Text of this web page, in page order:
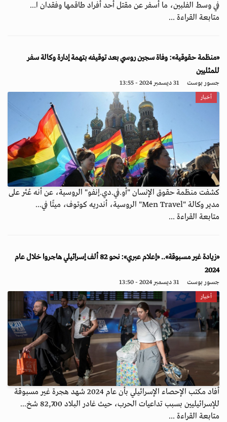
في وسط الفلبين، ما أسفر عن مقتل أحد أفراد طاقمها وفقدان ا...
متابعة القراءة ...
«منظمة حقوقية»: وفاة سجين روسي بعد توقيفه بتهمة إدارة وكالة سفر
للمثليين
جسور بوست 31 ديسمبر 2024 - 13:55
أخبار
كشفت منظمة حقوق الإنسان "أو.في.دي.إنفو" الروسية، عن أنه عُثر على
مدير وكالة "Men Travel" الروسية، أندريه كوتوف، ميتًا في...
متابعة القراءة ...
«زيادة غير مسبوقة».. «إعلام عبري»: نحو 82 ألف إسرائيلي هاجروا خلال عام
2024
جسور بوست 31 ديسمبر 2024 - 13:50
أخبار
أفاد مكتب الإحصاء الإسرائيلي بأن عام 2024 شهد هجرة غير مسبوقة
للإسرائيليين بسبب تداعيات الحرب، حيث غادر البلاد 82,700 شخ...
متابعة القراءة ...